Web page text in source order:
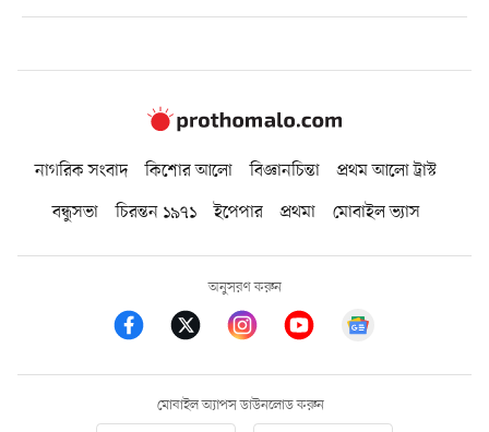
নাগরিক সংবাদ কিশোর আলো বিজ্ঞানচিন্তা
প্রথম আলো ট্রাস্ট
বন্ধুসভা
চিরন্তন ১৯৭১ ইপেপার প্রথমা মোবাইল ভ্যাস
অনুসরণ করুন
মোবাইল অ্যাপস ডাউনলোড করুন